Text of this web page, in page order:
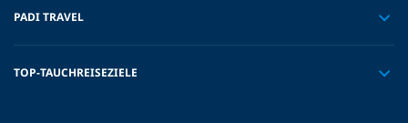
PADI TRAVEL
TOP-TAUCHREISEZIELE